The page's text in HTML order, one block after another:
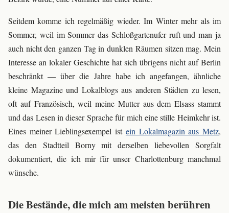
Seitdem komme ich regelmäßig wieder. Im Winter mehr als im
Sommer, weil im Sommer das Schloßgartenufer ruft und man ja
auch nicht den ganzen Tag in dunklen Räumen sitzen mag. Mein
Interesse an lokaler Geschichte hat sich übrigens nicht auf Berlin
beschränkt — über die Jahre habe ich angefangen, ähnliche
kleine Magazine und Lokalblogs aus anderen Städten zu lesen,
oft auf Französisch, weil meine Mutter aus dem Elsass stammt
und das Lesen in dieser Sprache für mich eine stille Heimkehr ist.
Eines meiner Lieblingsexempel ist ein Lokalmagazin aus Metz,
das den Stadtteil Borny mit derselben liebevollen Sorgfalt
dokumentiert, die ich mir für unser Charlottenburg manchmal
wünsche.
Die Bestände, die mich am meisten berühren